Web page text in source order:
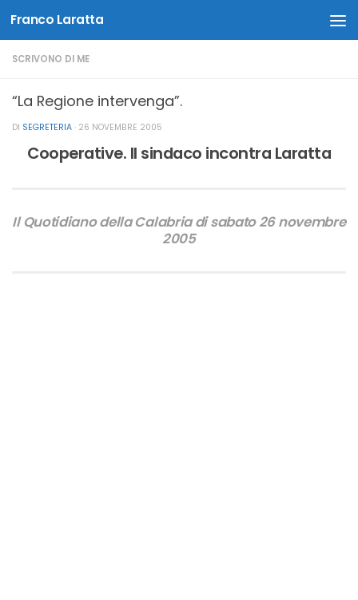
Salta al contenuto
Franco Laratta
SCRIVONO DI ME
“La Regione intervenga”.
DI SEGRETERIA · 26 NOVEMBRE 2005
Cooperative. Il sindaco incontra Laratta
Il Quotidiano della Calabria di sabato 26 novembre
2005